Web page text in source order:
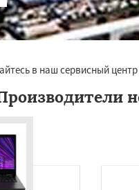
в наш сервисный